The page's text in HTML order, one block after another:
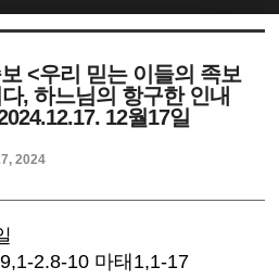
<우리 믿는 이들의 족보
, 하느님의 항구한 인내
12월17일
2024
2.8-10 마태1,1-17
케치북5
케치북5